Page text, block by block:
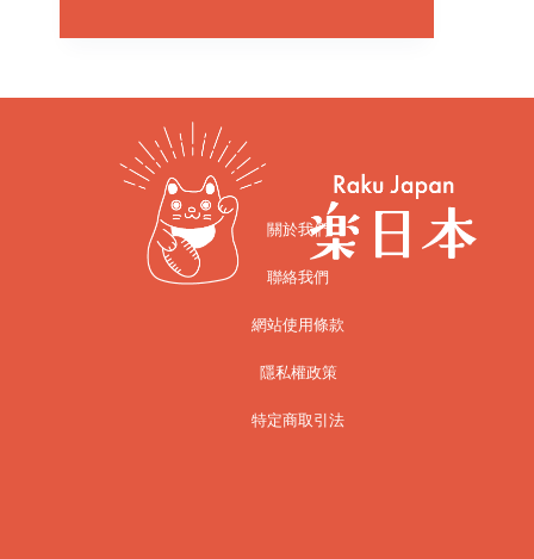
關於我們
聯絡我們
網站使用條款
隱私權政策
特定商取引法